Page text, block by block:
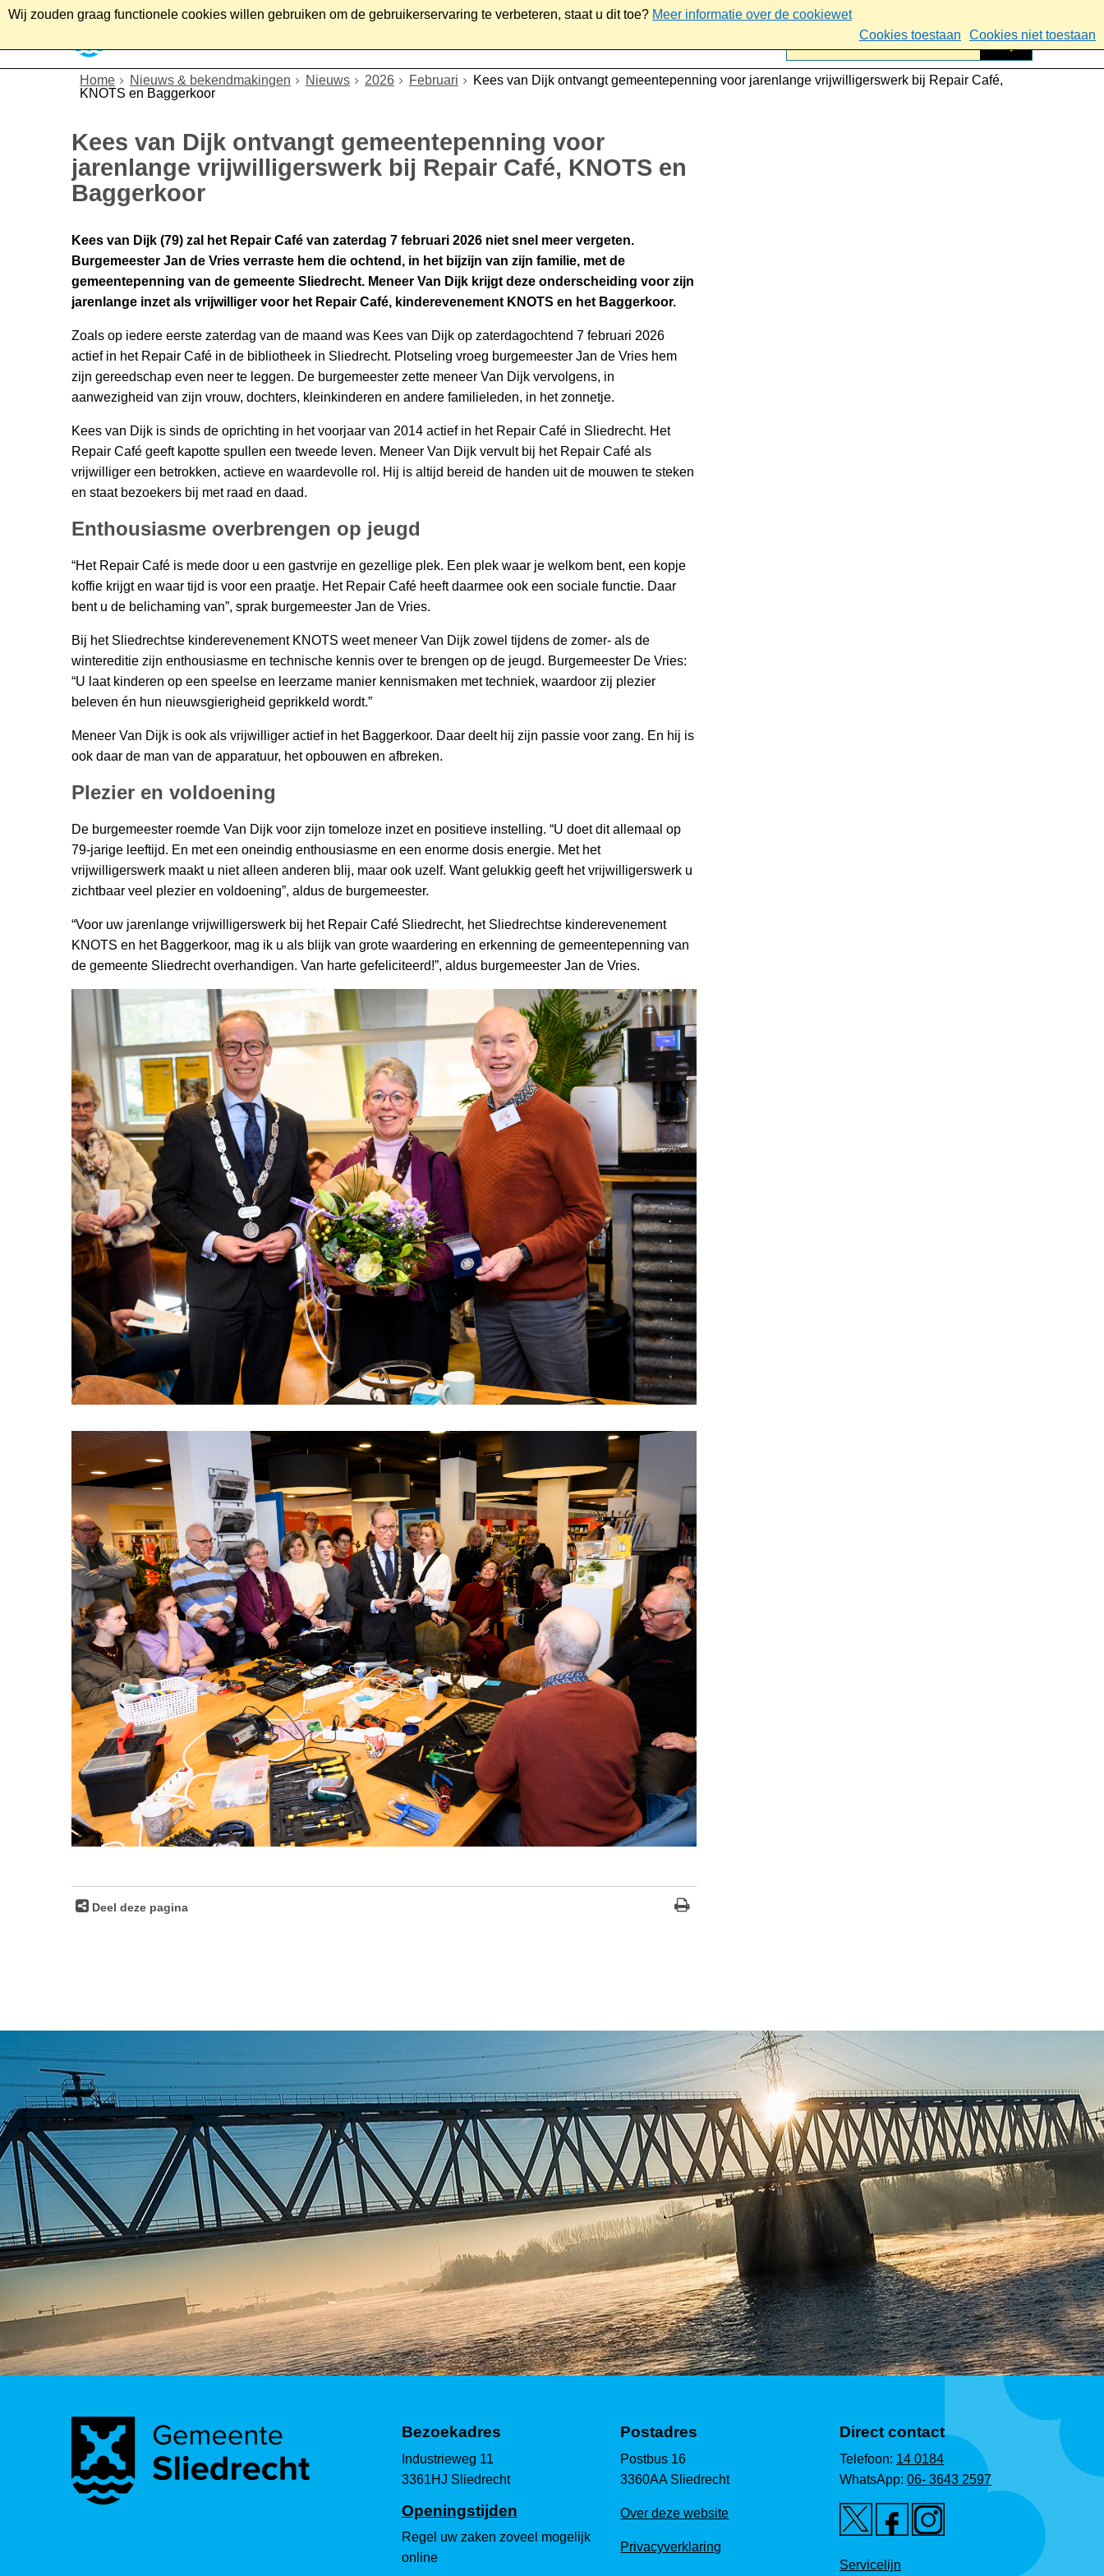
Wij zouden graag functionele cookies willen gebruiken om de gebruikerservaring te verbeteren, staat u dit toe? Meer informatie over de cookiewet
Cookies toestaan
Cookies niet toestaan
Home Nieuws & bekendmakingen Nieuws 2026 Februari
Kees van Dijk ontvangt gemeentepenning voor jarenlange vrijwilligerswerk bij Repair Café,
KNOTS en Baggerkoor
Kees van Dijk ontvangt gemeentepenning voor
jarenlange vrijwilligerswerk bij Repair Café, KNOTS en
Baggerkoor
Kees van Dijk (79) zal het Repair Café van zaterdag 7 februari 2026 niet snel meer vergeten.
Burgemeester Jan de Vries verraste hem die ochtend, in het bijzijn van zijn familie, met de
gemeentepenning van de gemeente Sliedrecht. Meneer Van Dijk krijgt deze onderscheiding voor zijn
jarenlange inzet als vrijwilliger voor het Repair Café, kinderevenement KNOTS en het Baggerkoor.
Zoals op iedere eerste zaterdag van de maand was Kees van Dijk op zaterdagochtend 7 februari 2026
actief in het Repair Café in de bibliotheek in Sliedrecht. Plotseling vroeg burgemeester Jan de Vries hem
zijn gereedschap even neer te leggen. De burgemeester zette meneer Van Dijk vervolgens, in
aanwezigheid van zijn vrouw, dochters, kleinkinderen en andere familieleden, in het zonnetje.
Kees van Dijk is sinds de oprichting in het voorjaar van 2014 actief in het Repair Café in Sliedrecht. Het
Repair Café geeft kapotte spullen een tweede leven. Meneer Van Dijk vervult bij het Repair Café als
vrijwilliger een betrokken, actieve en waardevolle rol. Hij is altijd bereid de handen uit de mouwen te steken
en staat bezoekers bij met raad en daad.
Enthousiasme overbrengen op jeugd
“Het Repair Café is mede door u een gastvrije en gezellige plek. Een plek waar je welkom bent, een kopje
koffie krijgt en waar tijd is voor een praatje. Het Repair Café heeft daarmee ook een sociale functie. Daar
bent u de belichaming van”, sprak burgemeester Jan de Vries.
Bij het Sliedrechtse kinderevenement KNOTS weet meneer Van Dijk zowel tijdens de zomer- als de
wintereditie zijn enthousiasme en technische kennis over te brengen op de jeugd. Burgemeester De Vries:
“U laat kinderen op een speelse en leerzame manier kennismaken met techniek, waardoor zij plezier
beleven én hun nieuwsgierigheid geprikkeld wordt.”
Meneer Van Dijk is ook als vrijwilliger actief in het Baggerkoor. Daar deelt hij zijn passie voor zang. En hij is
ook daar de man van de apparatuur, het opbouwen en afbreken.
Plezier en voldoening
De burgemeester roemde Van Dijk voor zijn tomeloze inzet en positieve instelling. “U doet dit allemaal op
79-jarige leeftijd. En met een oneindig enthousiasme en een enorme dosis energie. Met het
vrijwilligerswerk maakt u niet alleen anderen blij, maar ook uzelf. Want gelukkig geeft het vrijwilligerswerk u
zichtbaar veel plezier en voldoening”, aldus de burgemeester.
“Voor uw jarenlange vrijwilligerswerk bij het Repair Café Sliedrecht, het Sliedrechtse kinderevenement
KNOTS en het Baggerkoor, mag ik u als blijk van grote waardering en erkenning de gemeentepenning van
de gemeente Sliedrecht overhandigen. Van harte gefeliciteerd!”, aldus burgemeester Jan de Vries.
Deel deze pagina
Bezoekadres
Industrieweg 11
3361HJ Sliedrecht
Openingstijden
Regel uw zaken zoveel mogelijk
online
Postadres
Postbus 16
3360AA Sliedrecht
Over deze website
Privacyverklaring
Direct contact
Telefoon: 14 0184
WhatsApp:06- 3643 2597
Servicelijn